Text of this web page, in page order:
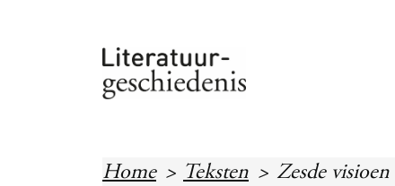
Home Teksten Zesde